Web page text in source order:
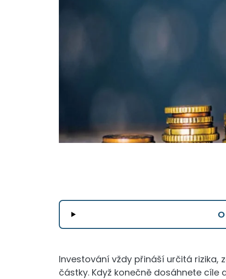
Investování vždy přináší určitá
částky. Když konečně dosáhnete